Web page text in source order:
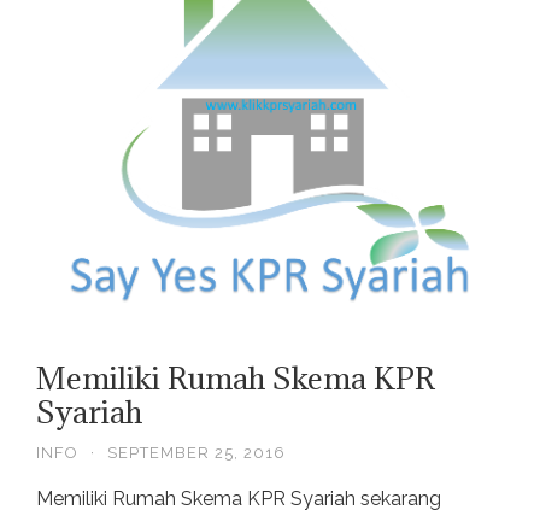
Memiliki Rumah Skema KPR
Syariah
INFO · SEPTEMBER 25, 2016
Memiliki Rumah Skema KPR Syariah sekarang